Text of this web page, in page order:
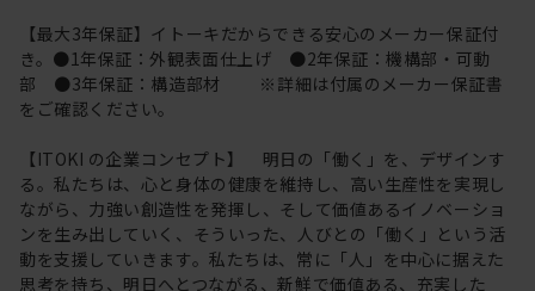
【最大3年保証】イトーキだからできる安心のメーカー保証付
き。●1年保証：外観表面仕上げ ●2年保証：機構部・可動
部 ●3年保証：構造部材 ※詳細は付属のメーカー保証書
をご確認ください。
【ITOKI の企業コンセプト】 明日の「働く」を、デザインす
る。私たちは、心と身体の健康を維持し、高い生産性を実現し
ながら、力強い創造性を発揮し、そして価値あるイノベーショ
ンを生み出していく、そういった、人びとの「働く」という活
動を支援していきます。私たちは、常に「人」を中心に据えた
思考を持ち、明日へとつながる、新鮮で価値ある、充実した